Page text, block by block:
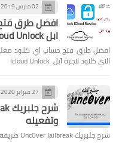
02 مارس 2019
افضل طرق
ابل Icloud Unlock
الاي كلاود لاجزة آبل Icloud Unlock
27 فبراير 2020
وتفعيله
شرح جلبريك Unc0ver Jailbreak طريقة تحميله وتفعيله جلبريك Unc0ver Jailbreak